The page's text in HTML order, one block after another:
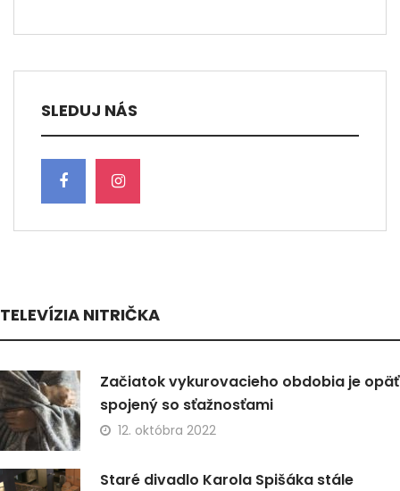
SLEDUJ NÁS
TELEVÍZIA NITRIČKA
Začiatok vykurovacieho obdobia je opäť
spojený so sťažnosťami
12. októbra 2022
Staré divadlo Karola Spišáka stále